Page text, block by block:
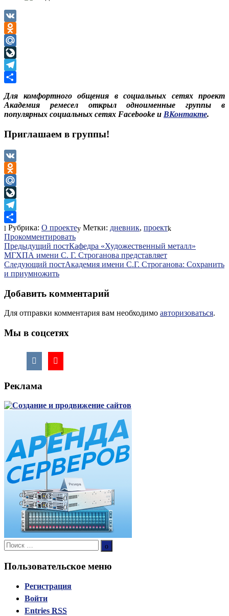
VK
Odnoklassniki
Mail.Ru
LiveJournal
Telegram
Для комфортного общения в социальных сетях проект
Академия ремесел открыл одноименные группы в
популярных социальных сетях Facebooke и ВКонтакте.
Приглашаем в группы!
VK
Odnoklassniki
Mail.Ru
LiveJournal
Telegram
Отправить
Рубрика: О проекте Метки: дневник, проект
Прокомментировать
Навигация
по
записям
Предыдущий постКафедра «Художественный металл»
МГХПА имени С. Г. Строганова представляет
Следующий постАкадемия имени С.Г. Строганова: Сохранить
и приумножить
Добавить комментарий
Для отправки комментария вам необходимо авторизоваться.
Мы в соцсетях
Реклама
Поиск:
Поиск
Пользовательское меню
Регистрация
Войти
Entries RSS